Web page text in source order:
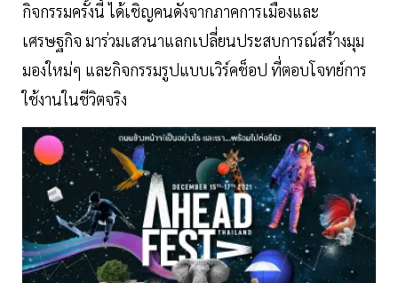
กิจกรรมครั้งนี้ ได้เชิญคนดังจากภาคการเมืองและ
เศรษฐกิจ มาร่วมเสวนาแลกเปลี่ยนประสบการณ์สร้างมุม
มองใหม่ๆ และกิจกรรมรูปแบบเวิร์คช็อป ที่ตอบโจทย์การ
ใช้งานในชีวิตจริง